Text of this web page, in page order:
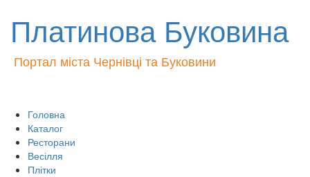
Платинова Буковина
Портал міста Чернівці та Буковини
Головна
Каталог
Ресторани
Весілля
Плітки